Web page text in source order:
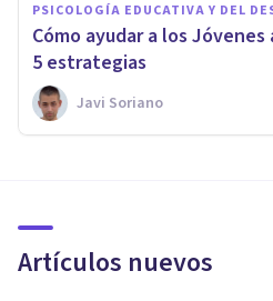
PSICOLOGÍA EDUCATIVA Y DEL
Cómo ayudar a los
5 estrategias
Javi Soriano
Artículos nuevos